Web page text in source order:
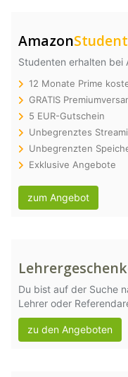
AmazonStudent
Studenten erhalten bei
12 Monate Prime
GRATIS
5 EUR-Gutschein
Unbegrenztes
Unbegrenzten
Exklusive Angebote
zum Angebot
Du bist auf der Suche
Lehrer oder
zu den Angeboten